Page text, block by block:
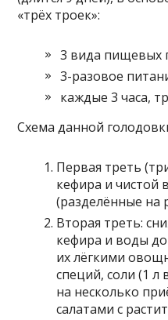
«трёх троек»:
3 вида пищевых
3-разовое
каждые 3 часа,
Схема данной
Первая треть
кефира и чистой
(разделённые на
Вторая треть:
кефира и воды до
их лёгкими
специй, соли (1 л
на несколько
салатами с